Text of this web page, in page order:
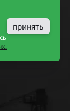
принять